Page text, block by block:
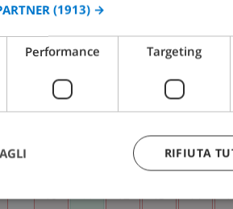
agosto 2026
LUN GIO
7
10 11 12 13 14
(1913) →
Performance Targeting
RIFIUTA